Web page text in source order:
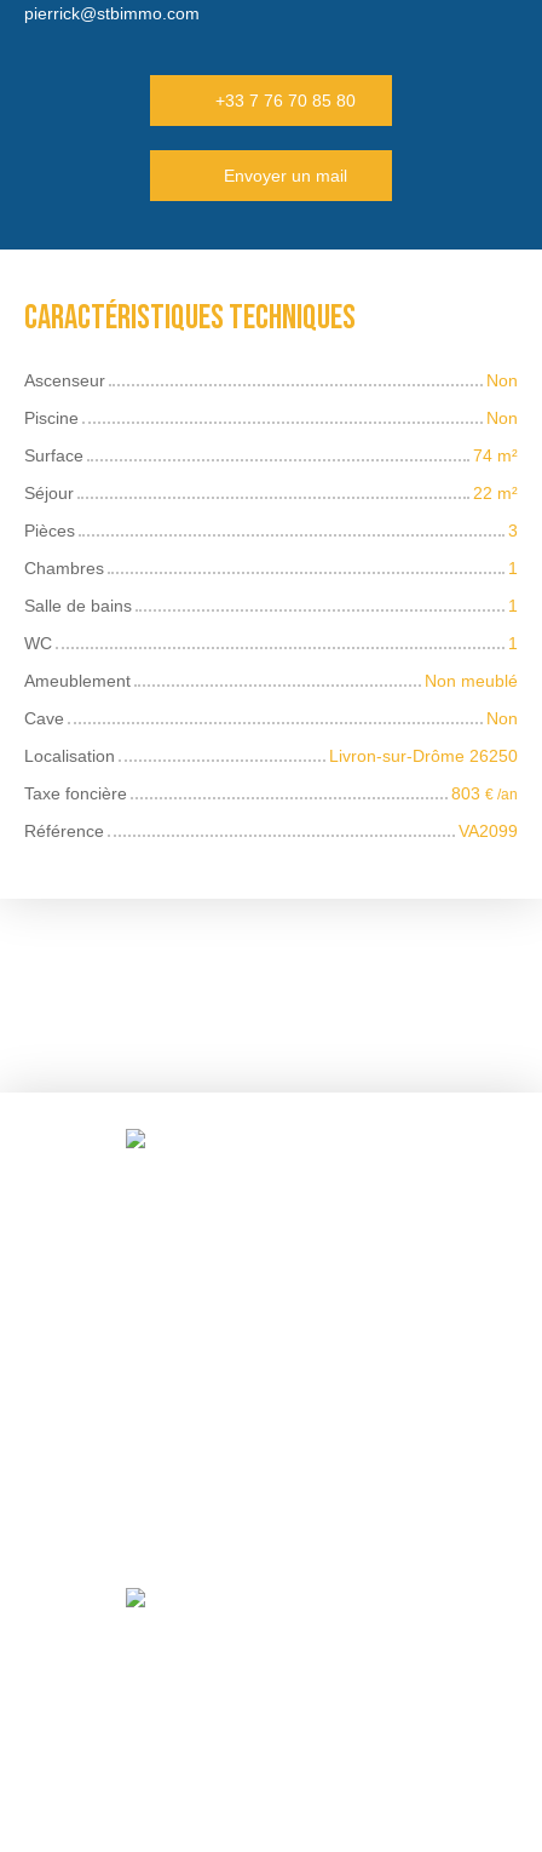
pierrick@stbimmo.com
+33 7 76 70 85 80
Envoyer un mail
Caractéristiques techniques
Ascenseur
Non
Piscine
Non
Surface
74 m²
Séjour
22 m²
Pièces
3
Chambres
1
Salle de bains
1
WC
1
Ameublement
Non meublé
Cave
Non
Localisation
Livron-sur-Drôme 26250
Taxe foncière
803 € /an
Référence VA2099